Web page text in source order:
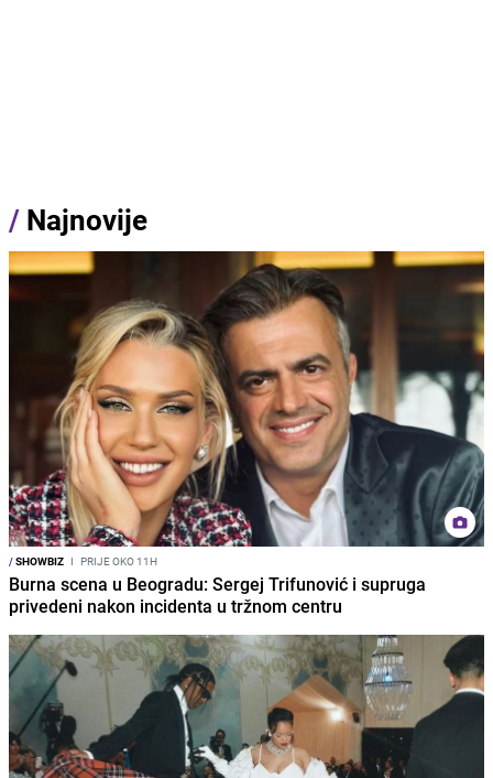
/ Najnovije
/SHOWBIZ I PRIJE OKO 11H
Burna scena u Beogradu: Sergej Trifunović i supruga
privedeni nakon incidenta u tržnom centru